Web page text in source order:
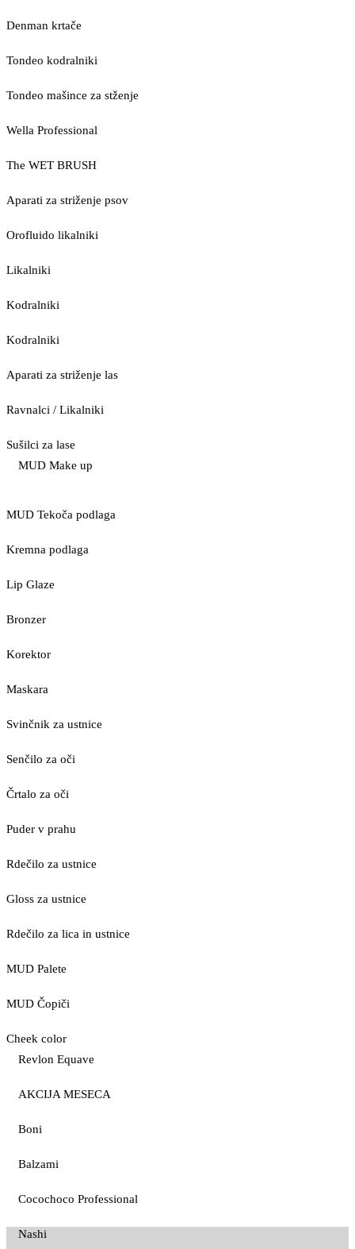
Denman krtače
Tondeo kodralniki
Tondeo mašince za stženje
Wella Professional
The WET BRUSH
Aparati za striženje psov
Orofluido likalniki
Likalniki
Kodralniki
Kodralniki
Aparati za striženje las
Ravnalci / Likalniki
Sušilci za lase
MUD Make up
MUD Tekoča podlaga
Kremna podlaga
Lip Glaze
Bronzer
Korektor
Maskara
Svinčnik za ustnice
Senčilo za oči
Črtalo za oči
Puder v prahu
Rdečilo za ustnice
Gloss za ustnice
Rdečilo za lica in ustnice
MUD Palete
MUD Čopiči
Cheek color
Revlon Equave
AKCIJA MESECA
Boni
Balzami
Cocochoco Professional
Nashi